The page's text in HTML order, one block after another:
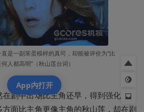
是一副笨蛋模样的真司，却能被评价为“比
人都高明”（秋山莲台词）
剧中出场比主角还早，得到强化能力
面比主角更像主角的秋山莲，却在剧
App内打开